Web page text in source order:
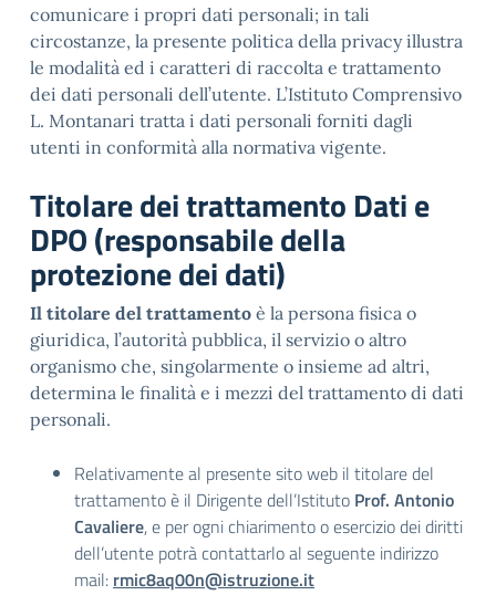
comunicare i propri dati personali; in tali
circostanze, la presente politica della privacy illustra
le modalità ed i caratteri di raccolta e trattamento
dei dati personali dell’utente. L’Istituto Comprensivo
L. Montanari tratta i dati personali forniti dagli
utenti in conformità alla normativa vigente.
Titolare dei trattamento Dati e
DPO (responsabile della
protezione dei dati)
Il titolare del trattamento è la persona fisica o
giuridica, l’autorità pubblica, il servizio o altro
organismo che, singolarmente o insieme ad altri,
determina le finalità e i mezzi del trattamento di dati
personali.
Relativamente al presente sito web il titolare del
trattamento è il Dirigente dell’Istituto Prof. Antonio
Cavaliere, e per ogni chiarimento o esercizio dei diritti
dell’utente potrà contattarlo al seguente indirizzo
mail: rmic8aq00n@istruzione.it